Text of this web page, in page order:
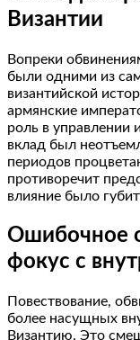
Византии
Вопреки
были одними из
византийской
армянские
роль в управлении
вклад был
периодов
противоречит
влияние было
Ошибочное
фокус с
Повествование,
более насущных
Византию. Это